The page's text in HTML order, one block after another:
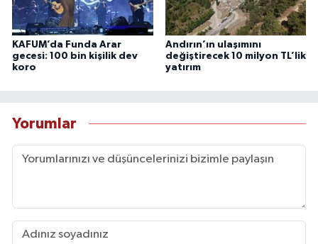
KAFUM’da Funda Arar
gecesi: 100 bin kişilik dev
koro
Andırın’ın ulaşımını
değiştirecek 10 milyon TL’lik
yatırım
Yorumlar